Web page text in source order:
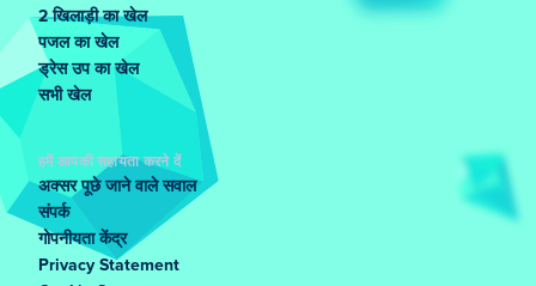
2 खिलाड़ी का खेल
पजल का खेल
ड्रेस उप का खेल
सभी खेल
हमें आपकी सहायता करने दें
अक्सर पूछे जाने वाले सवाल
संपर्क
गोपनीयता केंद्र
Privacy Statement